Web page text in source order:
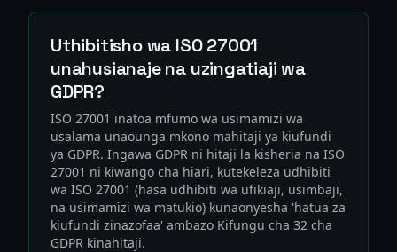
Uthibitisho wa ISO 27001
unahusianaje na uzingatiaji wa
GDPR?
ISO 27001 inatoa mfumo wa usimamizi wa
usalama unaounga mkono mahitaji ya kiufundi
ya GDPR. Ingawa GDPR ni hitaji la kisheria na ISO
27001 ni kiwango cha hiari, kutekeleza udhibiti
wa ISO 27001 (hasa udhibiti wa ufikiaji, usimbaji,
na usimamizi wa matukio) kunaonyesha 'hatua za
kiufundi zinazofaa' ambazo Kifungu cha 32 cha
GDPR kinahitaji.